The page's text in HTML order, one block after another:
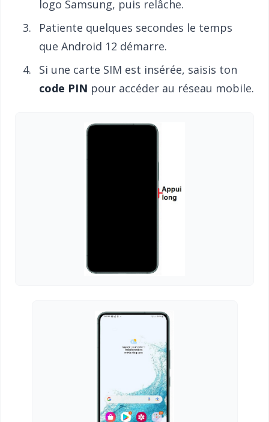
logo Samsung, puis relâche.
Patiente quelques secondes le temps
que Android 12 démarre.
Si une carte SIM est insérée, saisis ton
code PIN pour accéder au réseau mobile.